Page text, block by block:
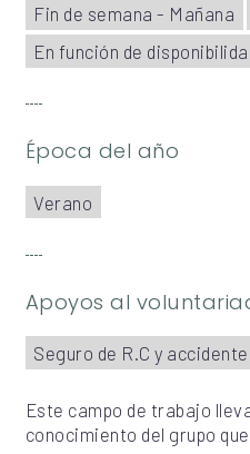
Fin de semana - Mañana
En función de
Época del año
Verano
Apoyos al
Seguro de R.C y
Este campo de trabajo
conocimiento del grupo